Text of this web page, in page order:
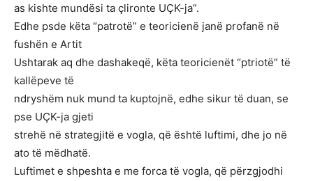
as kishte mundësi ta çlironte UÇK-ja”.
Edhe psde këta “patrotë” e teoricienë janë profanë në
fushën e Artit
Ushtarak aq dhe dashakeqë, këta teoricienët “ptriotë” të
kallëpeve të
ndryshëm nuk mund ta kuptojnë, edhe sikur të duan, se
pse UÇK-ja gjeti
strehë në strategjitë e vogla, që është luftimi, dhe jo në
ato të mëdhatë.
Luftimet e shpeshta e me forca të vogla, që përzgjodhi